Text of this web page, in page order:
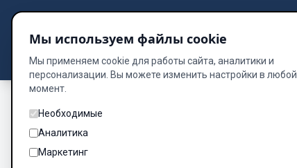
DzenWay Библиотека
Мы используем файлы cookie
Мы применяем cookie для работы сайта, аналитики и
персонализации. Вы можете изменить настройки в любой
момент.
Необходимые
Аналитика
Маркетинг